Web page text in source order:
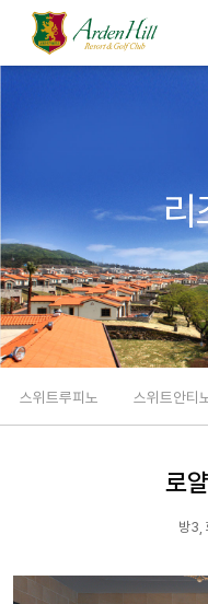
리
스위트루피노 스위트안티
로
방3,